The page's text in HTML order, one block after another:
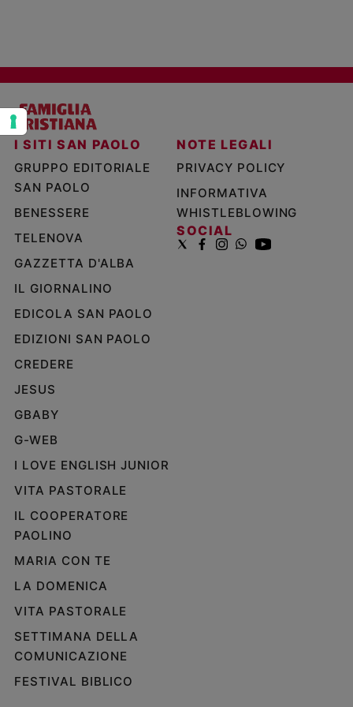
siamo
Contatti
Pubblicità
Redazione
Social
I SITI SAN PAOLO
GRUPPO EDITORIALE
SAN PAOLO
BENESSERE
TELENOVA
GAZZETTA D'ALBA
IL GIORNALINO
EDICOLA SAN PAOLO
EDIZIONI SAN PAOLO
CREDERE
JESUS
GBABY
G-WEB
I LOVE ENGLISH JUNIOR
VITA PASTORALE
IL COOPERATORE
PAOLINO
MARIA CON TE
LA DOMENICA
VITA PASTORALE
SETTIMANA DELLA
COMUNICAZIONE
FESTIVAL BIBLICO
NOTE LEGALI
PRIVACY POLICY
INFORMATIVA
WHISTLEBLOWING
SOCIAL